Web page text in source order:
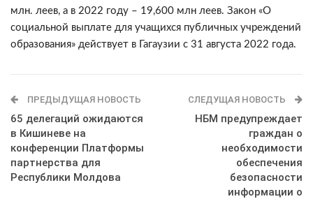
млн. леев, а в 2022 году – 19,600 млн леев. Закон «О
социальной выплате для учащихся публичных учреждений
образования» действует в Гагаузии с 31 августа 2022 года.
ПРЕДЫДУЩАЯ НОВОСТЬ
65 делегаций ожидаются
в Кишиневе на
конференции Платформы
партнерства для
Республики Молдова
СЛЕДУЩАЯ НОВОСТЬ
НБМ предупреждает
граждан о
необходимости
обеспечения
безопасности
информации о